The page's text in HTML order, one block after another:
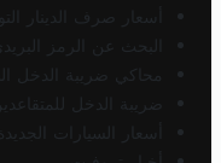
أسعار صرف الدينار
البحث عن الرمز
محاكي ضريبة الدخل
ضريبة الدخل
أسعار السيارات